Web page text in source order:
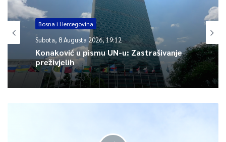
Bosna i Hercegovina
Subota, 8 Augusta 2026, 19:12
Konaković u pismu UN-u: Zastrašivanje
preživjelih